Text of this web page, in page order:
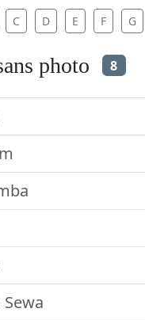
C D E F G
photo 8